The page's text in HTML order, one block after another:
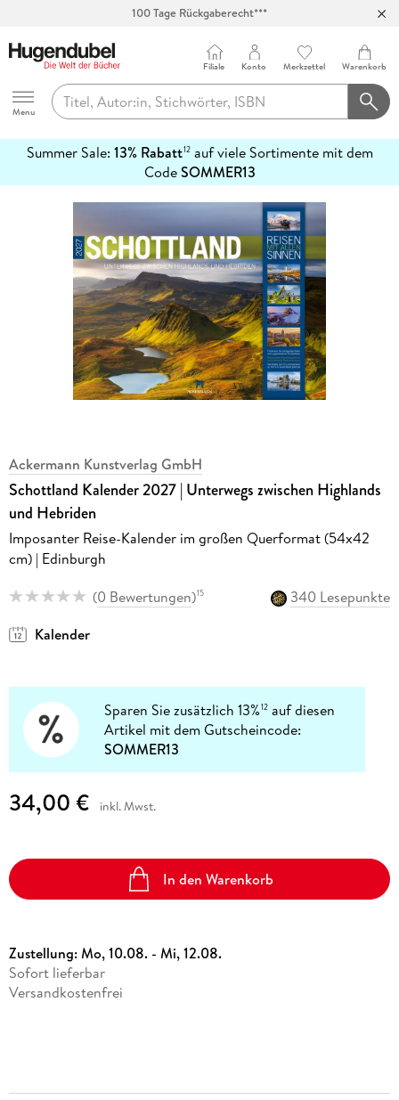
Hugendubel
Menu
Filiale Konto Merkzettel Warenkorb
Summer Sale: 13% Rabatt12auf viele Sortimente mit dem
CodeSOMMER13
erfahren
Ackermann Kunstverlag GmbH
Schottland Kalender 2027 | Unterwegs zwischen Highlands
und Hebriden
Imposanter Reise-Kalender im großen Querformat (54x42
cm) | Edinburgh
(0 Bewertungen)15
340 Lesepunkte
Kalender
Sparen Sie zusätzlich 13%12 auf diesen
Artikel mit dem Gutscheincode:
SOMMER13
34,00 € inkl. Mwst.
In den Warenkorb
Zustellung:Mo, 10.08. - Mi, 12.08.
Sofort lieferbar
Versandkostenfrei